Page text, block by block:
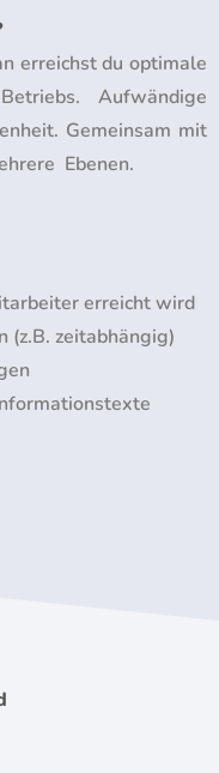
erreichst du optimale
Aufwändige
Gemeinsam mit
Ebenen.
erreicht wird
(z.B. zeitabhängig)